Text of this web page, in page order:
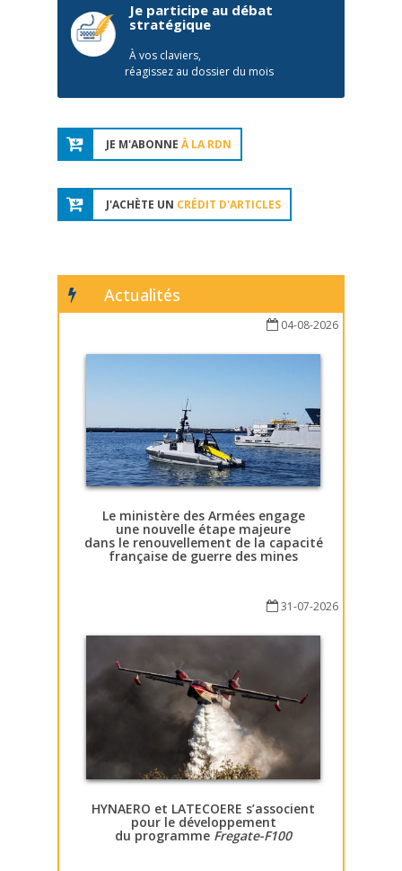
Je participe au débat
stratégique
À vos claviers,
réagissez au dossier du mois
JE M'ABONNE À LA RDN
J'ACHÈTE UN CRÉDIT D'ARTICLES
Actualités
04-08-2026
Le ministère des Armées engage
une nouvelle étape majeure
dans le renouvellement de la capacité
française de guerre des mines
31-07-2026
HYNAERO et LATECOERE s’associent
pour le développement
du programme Fregate-F100